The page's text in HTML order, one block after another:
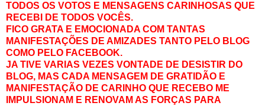
TODOS OS VOTOS E MENSAGENS CARINHOSAS QUE
RECEBI DE TODOS VOCÊS.
FICO GRATA E EMOCIONADA COM TANTAS
MANIFESTAÇÕES DE AMIZADES TANTO PELO BLOG
COMO PELO FACEBOOK.
JA TIVE VARIAS VEZES VONTADE DE DESISTIR DO
BLOG, MAS CADA MENSAGEM DE GRATIDÃO E
MANIFESTAÇÃO DE CARINHO QUE RECEBO ME
IMPULSIONAM E RENOVAM AS FORÇAS PARA